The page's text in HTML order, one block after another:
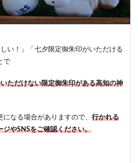
しい！」「七夕限定御朱印がいただける
で
ただけない限定御朱印がある高知の神
なる場合がありますので、 行かれる
ジやSNSをご確認ください。